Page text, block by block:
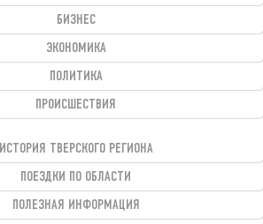
БИЗНЕС
ЭКОНОМИКА
ПОЛИТИКА
ПРОИСШЕСТВИЯ
ИСТОРИЯ ТВЕРСКОГО РЕГИОНА
ПОЕЗДКИ ПО ОБЛАСТИ
ПОЛЕЗНАЯ ИНФОРМАЦИЯ